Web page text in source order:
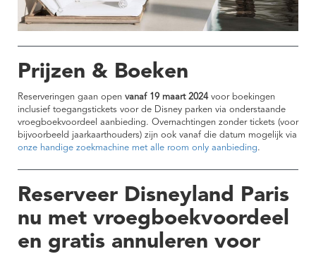
Prijzen & Boeken
Reserveringen gaan open vanaf 19 maart 2024voor boekingen
inclusief toegangstickets voor de Disney parken via onderstaande
vroegboekvoordeel aanbieding. Overnachtingen zonder tickets (voor
bijvoorbeeld jaarkaarthouders) zijn ook vanaf die datum mogelijk via
onze handige zoekmachine met alle room only aanbieding.
Reserveer Disneyland Paris
nu met vroegboekvoordeel
en gratis annuleren voor